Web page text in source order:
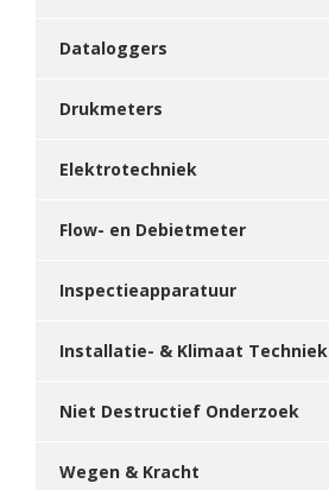
Dataloggers
Drukmeters
Elektrotechniek
Flow- en Debietmeter
Inspectieapparatuur
Installatie- & Klimaat Techniek
Niet Destructief Onderzoek
Wegen & Kracht